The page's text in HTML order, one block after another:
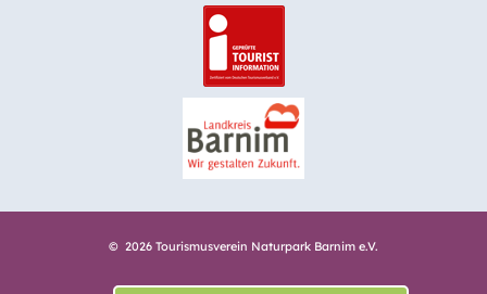
© 2026 Tourismusverein Naturpark Barnim e.V.